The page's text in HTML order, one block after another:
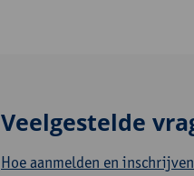
Veelgestelde
Hoe aanmelden en inschrijven